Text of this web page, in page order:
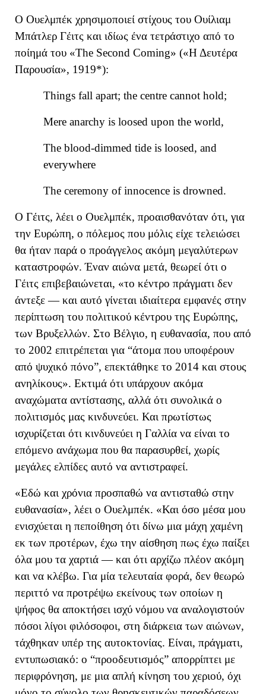
Ο Ουελμπέκ χρησιμοποιεί στίχους του Ουίλιαμ
Μπάτλερ Γέιτς και ιδίως ένα τετράστιχο από το
ποίημά του «The Second Coming» («Η Δευτέρα
Παρουσία», 1919*):
Things fall apart; the centre cannot hold;
Mere anarchy is loosed upon the world,
The blood-dimmed tide is loosed, and
everywhere
The ceremony of innocence is drowned.
Ο Γέιτς, λέει ο Ουελμπέκ, προαισθανόταν ότι, για
την Ευρώπη, ο πόλεμος που μόλις είχε τελειώσει
θα ήταν παρά ο προάγγελος ακόμη μεγαλύτερων
καταστροφών. Έναν αιώνα μετά, θεωρεί ότι ο
Γέιτς επιβεβαιώνεται, «το κέντρο πράγματι δεν
άντεξε — και αυτό γίνεται ιδιαίτερα εμφανές στην
περίπτωση του πολιτικού κέντρου της Ευρώπης,
των Βρυξελλών. Στο Βέλγιο, η ευθανασία, που από
το 2002 επιτρέπεται για “άτομα που υποφέρουν
από ψυχικό πόνο”, επεκτάθηκε το 2014 και στους
ανηλίκους». Εκτιμά ότι υπάρχουν ακόμα
αναχώματα αντίστασης, αλλά ότι συνολικά ο
πολιτισμός μας κινδυνεύει. Και πρωτίστως
ισχυρίζεται ότι κινδυνεύει η Γαλλία να είναι το
επόμενο ανάχωμα που θα παρασυρθεί, χωρίς
μεγάλες ελπίδες αυτό να αντιστραφεί.
«Εδώ και χρόνια προσπαθώ να αντισταθώ στην
ευθανασία», λέει ο Ουελμπέκ. «Και όσο μέσα μου
ενισχύεται η πεποίθηση ότι δίνω μια μάχη χαμένη
εκ των προτέρων, έχω την αίσθηση πως έχω παίξει
όλα μου τα χαρτιά — και ότι αρχίζω πλέον ακόμη
και να κλέβω. Για μία τελευταία φορά, δεν θεωρώ
περιττό να προτρέψω εκείνους των οποίων η
ψήφος θα αποκτήσει ισχύ νόμου να αναλογιστούν
πόσοι λίγοι φιλόσοφοι, στη διάρκεια των αιώνων,
τάχθηκαν υπέρ της αυτοκτονίας. Είναι, πράγματι,
εντυπωσιακό: ο “προοδευτισμός” απορρίπτει με
περιφρόνηση, με μια απλή κίνηση του χεριού, όχι